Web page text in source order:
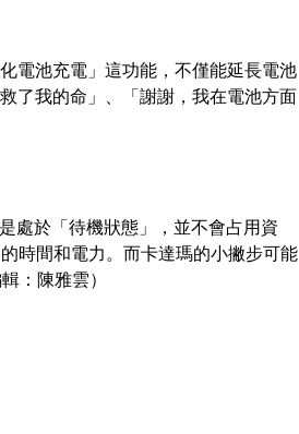
電池充電」這功能，不僅能延長電池
了我的命」、「謝謝，我在電池方面
處於「待機狀態」，並不會占用資
時間和電力。而卡達瑪的小撇步可能
：陳雅雲）